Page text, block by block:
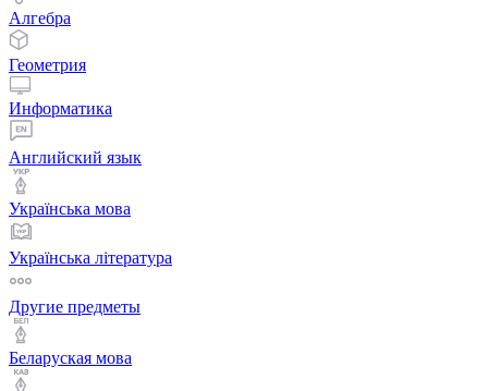
Алгебра
Геометрия
Информатика
Английский язык
Українська мова
Українська література
Другие предметы
Беларуская мова